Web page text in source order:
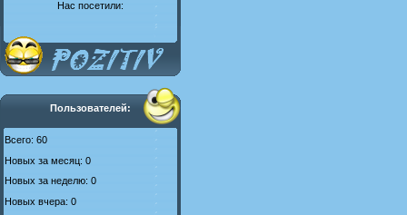
Нас посетили:
Пользователей:
Всего: 60
Новых за месяц: 0
Новых за неделю: 0
Новых вчера: 0